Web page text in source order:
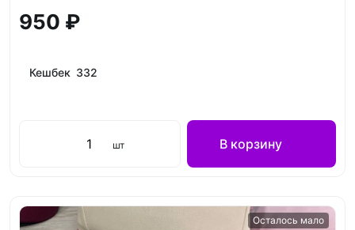
950 ₽
Кешбек 332
шт В корзину
Осталось мало